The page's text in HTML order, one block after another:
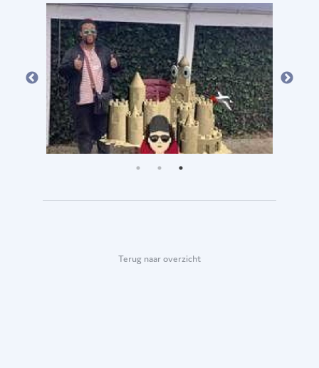
Terug naar overzicht